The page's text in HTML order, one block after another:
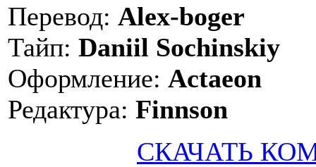
Перевод: Alex-boger
Тайп: Daniil Sochinskiy
Оформление: Actaeon
Редактура: Finnson
СКАЧАТЬ